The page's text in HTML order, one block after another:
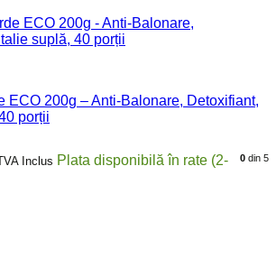
ECO 200g – Anti-Balonare, Detoxifiant,
porții
0 din 5
Inclus